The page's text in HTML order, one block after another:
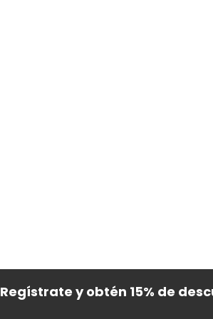
Regístrate y obtén 15% de